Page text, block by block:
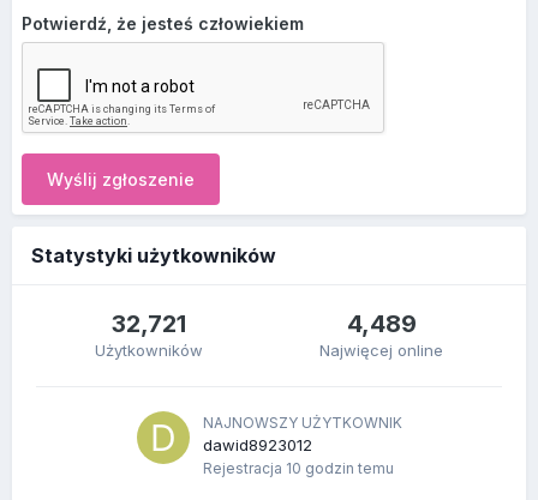
Potwierdź, że jesteś człowiekiem
Wyślij zgłoszenie
Statystyki użytkowników
32,721
Użytkowników
4,489
Najwięcej online
NAJNOWSZY UŻYTKOWNIK
dawid8923012
Rejestracja 10 godzin temu